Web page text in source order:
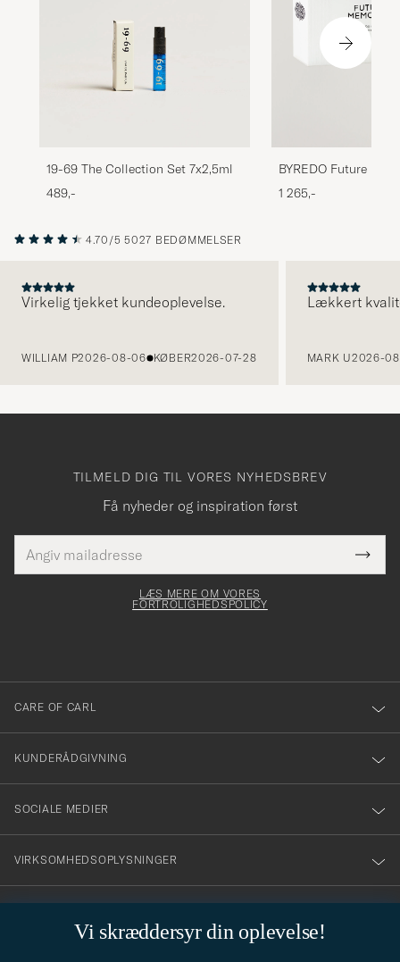
19-69 The Collection Set 7x2,5ml
489,-
BYREDO Future
Parfum 50ml
1 265,-
4.70/5 5027 BEDØMMELSER
Virkelig tjekket kundeoplevelse.
WILLIAM P2026-08-06 KØBER2026-07-28
Lækkert
MARK U2026-
Vi skræddersyr din oplevelse!
TILMELD DIG TIL VORES NYHEDSBREV
Få nyheder og inspiration først
mailadresse
skal
Tack
för
dig
till
vårt
nyhetsbrev!
LÆS MERE OM VORES
FORTROLIGHEDSPOLICY
CARE OF CARL
KUNDERÅDGIVNING
SOCIALE MEDIER
VIRKSOMHEDSOPLYSNINGER